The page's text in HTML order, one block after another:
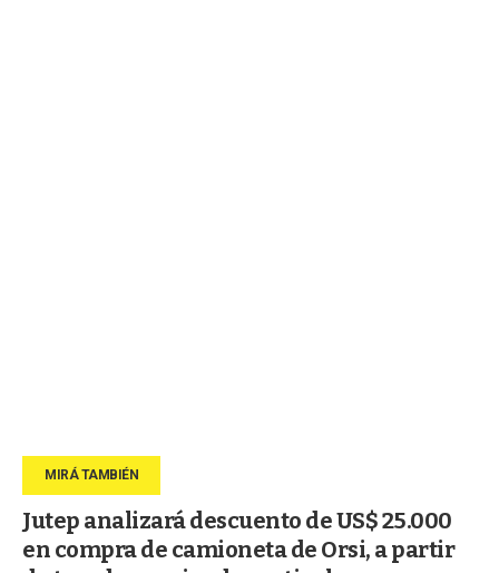
Jutep analizará descuento de US$ 25.000
en compra de camioneta de Orsi, a partir